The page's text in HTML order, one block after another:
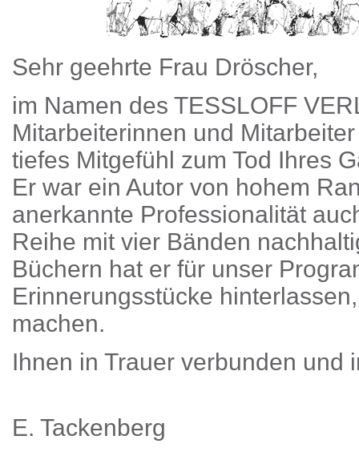
Sehr geehrte Frau Dröscher,
im Namen des TESSLOFF
Mitarbeiterinnen und
tiefes Mitgefühl zum Tod Ihres
Er war ein Autor von hohem
anerkannte Professionalität
Reihe mit vier Bänden
Büchern hat er für unser
Erinnerungsstücke
machen.
Ihnen in Trauer verbunden und
E. Tackenberg